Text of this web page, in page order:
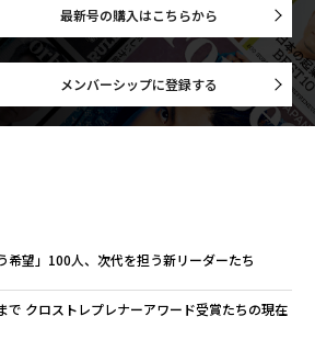
最新号の購入はこちらから
メンバーシップに登録する
希望」100人、次代を担う新リーダーたち
で クロストレプレナーアワード受賞たちの現在